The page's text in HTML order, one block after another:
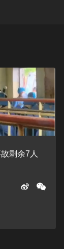
剩余7人